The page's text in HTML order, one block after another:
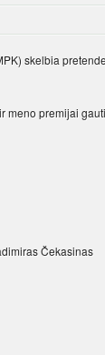
skelbia
me­no pre­mi­jai
Če­ka­si­nas